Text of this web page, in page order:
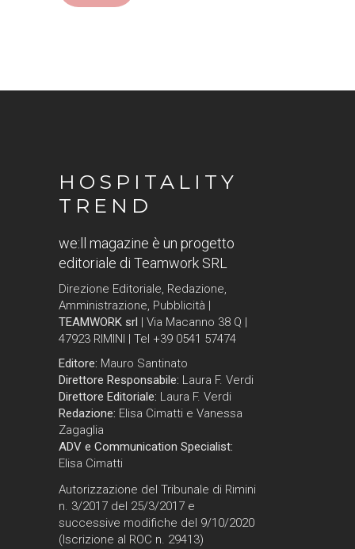
HOSPITALITY
TREND
we:ll magazine è un progetto
editoriale di Teamwork SRL
Direzione Editoriale, Redazione,
Amministrazione, Pubblicità |
TEAMWORK srl | Via Macanno 38 Q |
47923 RIMINI | Tel +39 0541 57474
Editore: Mauro Santinato
Direttore Responsabile: Laura F. Verdi
Direttore Editoriale: Laura F. Verdi
Redazione: Elisa Cimatti e Vanessa
Zagaglia
ADV e Communication Specialist:
Elisa Cimatti
Autorizzazione del Tribunale di Rimini
n. 3/2017 del 25/3/2017 e
successive modifiche del 9/10/2020
(Iscrizione al ROC n. 29413)